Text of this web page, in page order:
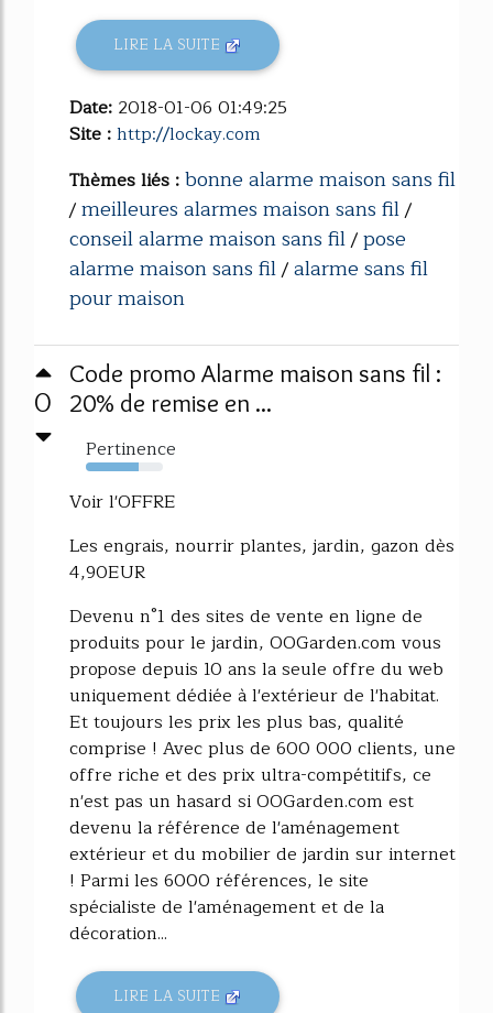
LIRE LA SUITE
Date: 2018-01-06 01:49:25
Site :http://lockay.com
Thèmes liés :bonne alarme maison sans fil
/meilleures alarmes maison sans fil/
conseil alarme maison sans fil/pose
alarme maison sans fil/alarme sans fil
pour maison
0
Code promo Alarme maison sans fil :
20% de remise en ...
Pertinence
68%
Voir l'OFFRE
Les engrais, nourrir plantes, jardin, gazon dès
4,90EUR
Devenu n°1 des sites de vente en ligne de
produits pour le jardin, OOGarden.com vous
propose depuis 10 ans la seule offre du web
uniquement dédiée à l'extérieur de l'habitat.
Et toujours les prix les plus bas, qualité
comprise ! Avec plus de 600 000 clients, une
offre riche et des prix ultra-compétitifs, ce
n'est pas un hasard si OOGarden.com est
devenu la référence de l'aménagement
extérieur et du mobilier de jardin sur internet
! Parmi les 6000 références, le site
spécialiste de l'aménagement et de la
décoration...
LIRE LA SUITE